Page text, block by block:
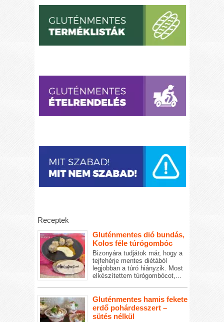
Receptek
Gluténmentes dió bundás,
Kolos féle túrógombóc
Bizonyára tudjátok már, hogy a
tejfehérje mentes diétából
legjobban a túró hiányzik. Most
elkészítettem túrógombócot,...
Gluténmentes hamis fekete
erdő pohárdesszert –
sütés nélkül